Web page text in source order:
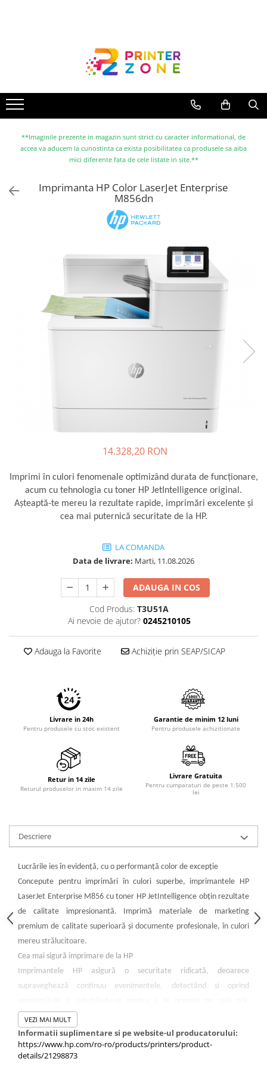
Imprimante cu jet
Multifunctionale laser
Multifunctionale cu jet
Imprimante etichete
Scanere
Consumabile imprimanta
Drum unit
Tonere compatibile
Cartuse compatibile
Drum unit compatibile
Accesorii imprimante 3D
Filament imprimanta 3D
Laptopuri / notebookuri
Ultrabookuri
Accesorii laptop
Piese si accesorii
Accesorii Printing
PC Office
Workstation
All-in-One PC
Mini PC
Monitoare
Monitoare LED
Accesorii monitoare
Componente
Procesoare
Placi de baza
SSD-uri interne
Hard disk-uri interne
Surse
**Imaginile prezente in magazin sunt strict cu caracter informational, de
accea va aducem la cunostinta ca exista posibilitatea ca produsele sa aiba
mici diferente fata de cele listate in site.**
Imprimanta HP Color LaserJet Enterprise
M856dn
14.328,20 RON
Imprimi în culori fenomenale optimizând durata de funcţionare,
acum cu tehnologia cu toner HP JetIntelligence original.
Aşteaptă-te mereu la rezultate rapide, imprimări excelente şi
cea mai puternică securitate de la HP.
LA COMANDA
Data de livrare: Marti, 11.08.2026
ADAUGA IN COS
Cod Produs: T3U51A
Ai nevoie de ajutor? 0245210105
Adauga la Favorite Achiziție prin SEAP/SICAP
Livrare in 24h
Pentru produsele cu stoc existent
Garantie de minim 12 luni
Pentru produsele achizitionate
Retur in 14 zile
Returul produselor in maxim 14 zile
Livrare Gratuita
Pentru cumparaturi de peste 1.500
lei
Descriere
Lucrările ies în evidenţă, cu o performanţă color de excepţie
Concepute pentru imprimări în culori superbe, imprimantele HP
LaserJet Enterprise M856 cu toner HP JetIntelligence obţin rezultate
de calitate impresionantă. Imprimă materiale de marketing
premium de calitate superioară şi documente profesionale, în culori
mereu strălucitoare.
Cea mai sigură imprimare de la HP
Imprimantele HP asigură o securitate ridicată, deoarece
supraveghează continuu evenimentele, detectând și oprind
Imprimantele HP dispun de mijloace de autoapărare împotriva
atacurilor, astfel încât nu sunt necesare intervenții din partea
personalului IT.
Întreruperi minime, productivitate maximă
VEZI MAI MULT
Informatii suplimentare si pe website-ul producatorului:
https://www.hp.com/ro-ro/products/printers/product-
details/21298873